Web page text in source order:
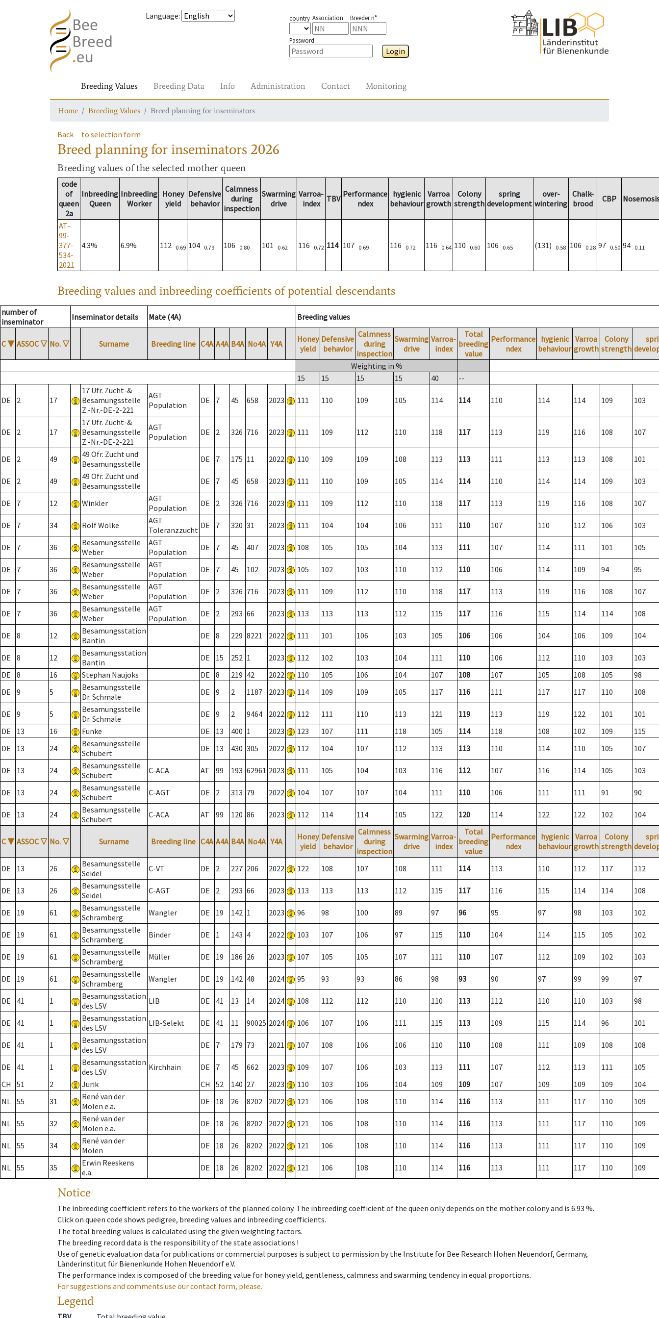
Language: country Association Breeder n°
Password
Login
Breeding Values Breeding Data Info Administration Contact Monitoring
Home Breeding Values Breed planning for inseminators
Back to selection form
Breed planning for inseminators 2026
Breeding values of the selected mother queen
code
of
queen
2a
Inbreeding
Queen
Inbreeding
Worker
Honey
yield
Defensive
behavior
Calmness
during
inspection
Swarming
drive
Varroa-
index
TBV Performance
ndex
hygienic
behaviour
Varroa
growth
Colony
strength
spring
development
over-
wintering
Chalk-
brood
CBP
AT-
99-
377-
534-
2021
4.3% 6.9% 112 0.69 104 0.79 106 0.80 101 0.62 116 0.72 114 107 0.69 116 0.72 116 0.64 110 0.60 106 0.65 (131) 0.58 106 0.28 97 0.50 94 0.11
Breeding values and inbreeding coefficients of potential descendants
number of
inseminator
Inseminator details Mate (4A) Breeding values
C ▼ ASSOC ▽ No. ▽ Surname Breeding line C4A A4A B4A No4A Y4A
Honey
yield
Defensive
behavior
Calmness
during
inspection
Swarming
drive
Varroa-
index
Total
breeding
value
Performance
ndex
hygienic
behaviour
Varroa
growth
Colony
strength
Weighting in %
15
15 15 15 40 --
DE 2 17
17 Ufr. Zucht-&
Besamungsstelle
Z.-Nr.-DE-2-221
AGT
Population
DE 7 45 658 2023 111 110 109 105 114 114 110 114 114 109 103
DE 2 17
17 Ufr. Zucht-&
Besamungsstelle
Z.-Nr.-DE-2-221
AGT
Population
DE 2 326 716 2023 111 109 112 110 118 117 113 119 116 108 107
DE 2 49
49 Ofr. Zucht und
Besamungsstelle
DE 7 175 11 2022 110 109 109 108 113 113 111 113 113 108 101
DE 2 49
49 Ofr. Zucht und
Besamungsstelle
DE 7 45 658 2023 111 110 109 105 114 114 110 114 114 109 103
DE 7 12 Winkler
AGT
Population
DE 2 326 716 2023 111 109 112 110 118 117 113 119 116 108 107
DE 7 34 Rolf Wölke
AGT
Toleranzzucht DE 7 320 31 2023 111 104 104 106 111 110 107 110 112 106 103
DE 7 36
Besamungsstelle
Weber
AGT
Population
DE 7 45 407 2023 108 105 105 104 113 111 107 114 111 101 105
DE 7 36
Besamungsstelle
Weber
AGT
Population
DE 7 45 102 2023 105 102 103 110 112 110 106 114 109 94 95
DE 7 36
Besamungsstelle
Weber
AGT
Population
DE 2 326 716 2023 111 109 112 110 118 117 113 119 116 108 107
DE 7 36
Besamungsstelle
Weber
AGT
Population
DE 2 293 66 2023 113 113 113 112 115 117 116 115 114 114 108
DE 8 12
Besamungsstation
Bantin
DE 8 229 8221 2022 111 101 106 103 105 106 106 104 106 109 104
DE 8 12
Besamungsstation
Bantin
DE 15 252 1 2023 112 102 103 104 111 110 106 112 110 103
103
DE
8 16 Stephan Naujoks DE 8 219 42 2022 110 105 106 104 107 108 107 105 108 105
98
DE
9 5
Besamungsstelle
Dr. Schmale
DE 9 2 1187 2023 114 109 109 105 117 116 111 117 117 110 108
DE 9 5
Besamungsstelle
Dr. Schmale
DE 9 2 9464 2022 112 111 110 113 121 119 113 119 122 101
101
DE
13 16 Funke DE 13 400 1 2023 123 107 111 118 105 114 118 108 102 109
115
DE
13 24
Besamungsstelle
Schubert
DE 13 430 305 2022 112 104 107 112 113 113 110 114 110 105 107
DE 13 24
Besamungsstelle
Schubert
C-ACA AT 99 193 62961 2023 111 105 104 103 116 112 107 116 114 105 103
DE 13 24
Besamungsstelle
Schubert
C-AGT DE 2 313 79 2022 104 107 107 104 111 110 106 111 111 91 90
DE 13 24
Besamungsstelle
Schubert
C-ACA AT 99 120 86 2023 112 114 114 105 122 120 114 122 122 102 104
C ▼ ASSOC ▽ No. ▽ Surname Breeding line C4A A4A B4A No4A Y4A
Honey
yield
Defensive
behavior
Calmness
during
inspection
Swarming
drive
Varroa-
index
Total
breeding
value
Performance
ndex
hygienic
behaviour
Varroa
growth
Colony
strength
DE 13 26
Besamungsstelle
Seidel
C-VT DE 2 227 206 2022 122 108 107 108 111 114 113 110 112 117 112
DE 13 26
Besamungsstelle
Seidel
C-AGT DE 2 293 66 2023 113 113 113 112 115 117 116 115 114 114 108
DE 19 61
Besamungsstelle
Schramberg
Wangler DE 19 142 1 2023 96 98 100 89 97 96 95 97 98 103 102
DE 19 61
Besamungsstelle
Schramberg
Binder DE 1 143 4 2022 103 107 106 97 115 110 104 114 115 105 102
DE 19 61
Besamungsstelle
Schramberg
Müller DE 19 186 26 2023 107 105 105 107 111 110 107 112 109 102 103
DE 19 61
Besamungsstelle
Schramberg
Wangler DE 19 142 48 2024 95 93 93 86 98 93 90 97 99 99 97
DE 41 1
Besamungsstation
des LSV
LIB DE 41 13 14 2024 108 112 112 110 110 113 112 110 110 103 98
DE 41 1
Besamungsstation
des LSV
LIB-Selekt DE 41 11 90025 2024 106 107 106 111 115 113 109 115 114 96 101
DE 41 1
Besamungsstation
des LSV
DE 7 179 73 2021 107 108 106 106 110 110 108 111 109 108 108
DE 41 1
Besamungsstation
des LSV
Kirchhain DE 7 45 662 2023 109 107 106 103 113 111 107 112 113 111
105
CH
51 2 Jurik CH 52 140 27 2023 110 103 106 104 109 109 107 109 109 109
104
NL 55 31
René van der
Molen e.a.
DE 18 26 8202 2022 121 106 108 110 114 116 113 111 117 110 109
NL 55 32
René van der
Molen e.a.
DE 18 26 8202 2022 121 106 108 110 114 116 113 111 117 110 109
NL 55 34
René van der
Molen
DE 18 26 8202 2022 121 106 108 110 114 116 113 111 117 110 109
NL 55 35
Erwin Reeskens
e.a.
DE 18 26 8202 2022 121 106 108 110 114 116 113 111 117 110 109
Notice
The inbreeding coefficient refers to the workers of the planned colony. The inbreeding coefficient of the queen only depends on the mother colony and is 6.93 %.
Click on queen code shows pedigree, breeding values and inbreeding coefficients.
The total breeding values is calculated using the given weighting factors.
The breeding record data is the responsibility of the state associations !
Use of genetic evaluation data for publications or commercial purposes is subject to permission by the Institute for Bee Research Hohen Neuendorf, Germany,
Länderinstitut für Bienenkunde Hohen Neuendorf e.V.
The performance index is composed of the breeding value for honey yield, gentleness, calmness and swarming tendency in equal proportions.
For suggestions and comments use our contact form, please.
Legend